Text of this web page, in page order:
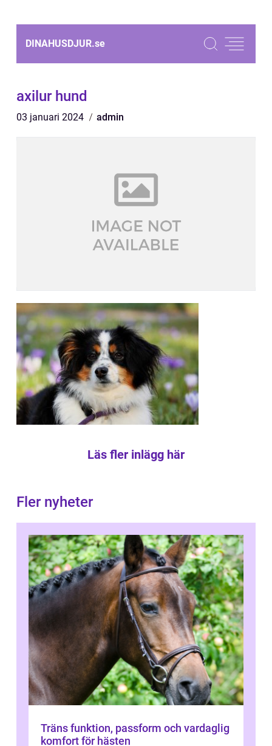
DINAHUSDJUR.se
axilur hund
03 januari 2024 admin
Läs fler inlägg här
Fler nyheter
Träns funktion, passform och vardaglig
komfort för hästen